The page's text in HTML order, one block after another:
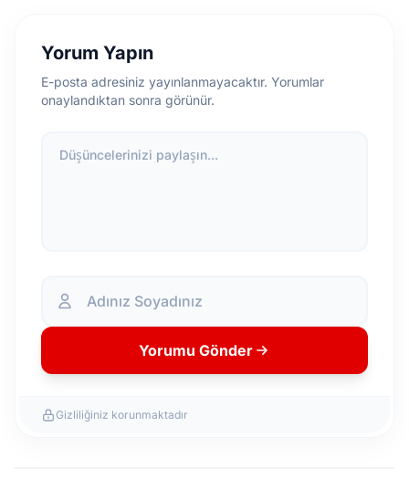
Yorum Yapın
E-posta adresiniz yayınlanmayacaktır. Yorumlar
onaylandıktan sonra görünür.
Düşüncelerinizi paylaşın...
Yorumu Gönder
Gizliliğiniz korunmaktadır